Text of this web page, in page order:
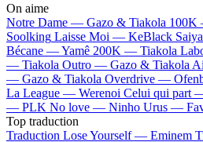
On aime
Notre Dame — Gazo & Tiakola
Soolking Laisse Moi — KeBlack
Bécane —Yamê 200K — Tiakola
— Tiakola Outro — Gazo & Tiakola
— Gazo & Tiakola Overdrive —
La League — Werenoi Celui qui part
— PLK No love — Ninho Urus —
Top traduction
Traduction Lose Yourself — Eminem